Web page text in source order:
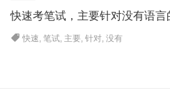
快速考笔试，主要针对没有语言
快速,笔试, 主要,针对,没有